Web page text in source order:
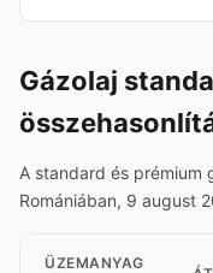
Gázolaj
A standard és prémium
Romániában, 9 august
ÜZEMANYAG